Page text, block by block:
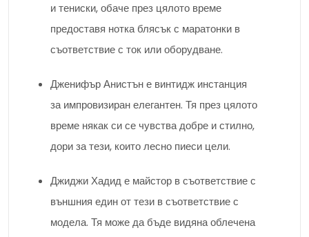
и тениски, обаче през цялото време
предоставя нотка блясък с маратонки в
съответствие с ток или оборудване.
Дженифър Анистън е винтидж инстанция
за импровизиран елегантен. Тя през цялото
време някак си се чувства добре и стилно,
дори за тези, които лесно пиеси цели.
Джиджи Хадид е майстор в съответствие с
външния един от тези в съответствие с
модела. Тя може да бъде видяна облечена